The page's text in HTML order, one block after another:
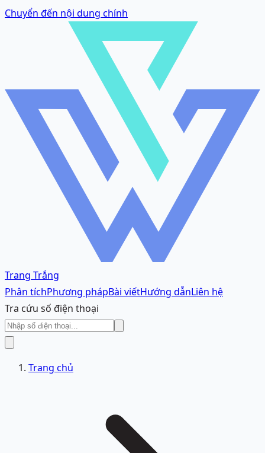
Chuyển đến nội dung chính
Trang Trắng
Phân tíchPhương phápBài viếtHướng dẫnLiên hệ
Tra cứu số điện thoại
Trang chủ